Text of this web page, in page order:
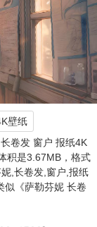
壁纸
卷发 窗户 报纸4K
积是3.67MB，格式
,长卷发,窗户,报纸
似《萨勒芬妮 长卷